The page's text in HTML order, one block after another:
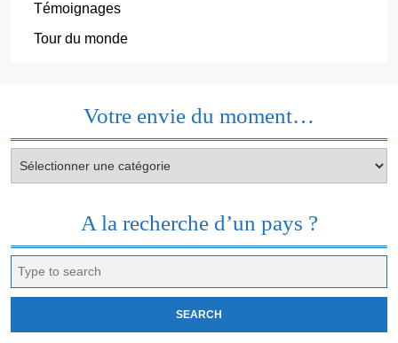
Témoignages
Tour du monde
Votre envie du moment…
envie
A la recherche d’un pays ?
for: